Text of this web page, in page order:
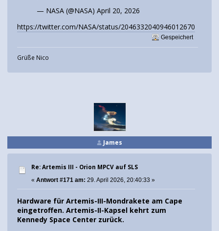
— NASA (@NASA) April 20, 2026
https://twitter.com/NASA/status/2046332040946012670
Gespeichert
Grüße Nico
James
Re: Artemis III - Orion MPCV auf SLS
« Antwort #171 am: 29. April 2026, 20:40:33 »
Hardware für Artemis-III-Mondrakete am Cape
eingetroffen. Artemis-II-Kapsel kehrt zum
Kennedy Space Center zurück.